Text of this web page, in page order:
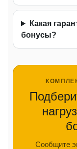
Какая
бонусы?
Сообщите